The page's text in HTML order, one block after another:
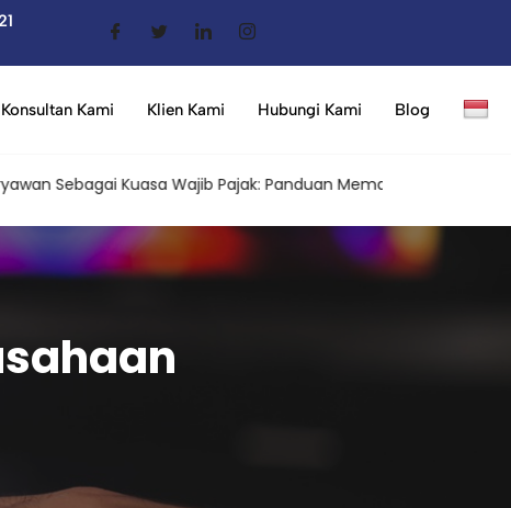
Konsultan Kami Klien Kami Hubungi Kami Blog
Kuasa Wajib Pajak: Panduan Memahami Aturan Terbaru